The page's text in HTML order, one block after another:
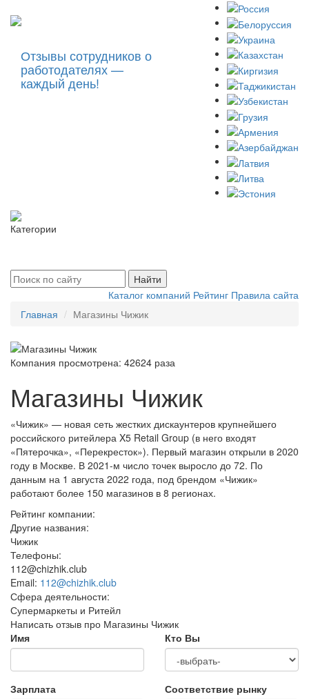
Отзывы сотрудников о
работодателях —
каждый день!
Категории
Найти
Каталог компаний Рейтинг Правила сайта
Главная
Магазины Чижик
Компания просмотрена: 42624 раза
Магазины Чижик
«Чижик» — новая сеть жестких дискаунтеров крупнейшего
российского ритейлера X5 Retail Group (в него входят
«Пятерочка», «Перекресток»). Первый магазин открыли в 2020
году в Москве. В 2021-м число точек выросло до 72. По
данным на 1 августа 2022 года, под брендом «Чижик»
работают более 150 магазинов в 8 регионах.
Рейтинг компании:
Другие названия:
Чижик
Телефоны:
112@chizhik.club
Email: 112@chizhik.club
Сфера деятельности:
Супермаркеты и Ритейл
Написать отзыв про Магазины Чижик
Имя
Кто Вы
Зарплата Соответствие рынку